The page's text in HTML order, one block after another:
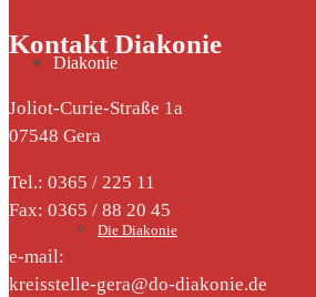
Diakonie
Die Diakonie
Kontakt Diakonie
Joliot-Curie-Straße 1a
07548 Gera
Tel.: 0365 / 225 11
Fax: 0365 / 88 20 45
e-mail:
kreisstelle-gera@do-diakonie.de